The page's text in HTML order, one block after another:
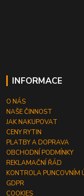
INFORMACE
O NÁS
NAŠE ČINNOST
JAK NAKUPOVAT
CENY RYTIN
PLATBY A DOPRAVA
OBCHODNÍ PODMÍNKY
REKLAMAČNÍ ŘÁD
KONTROLA PUNCOVNÍM
GDPR
COOKIES